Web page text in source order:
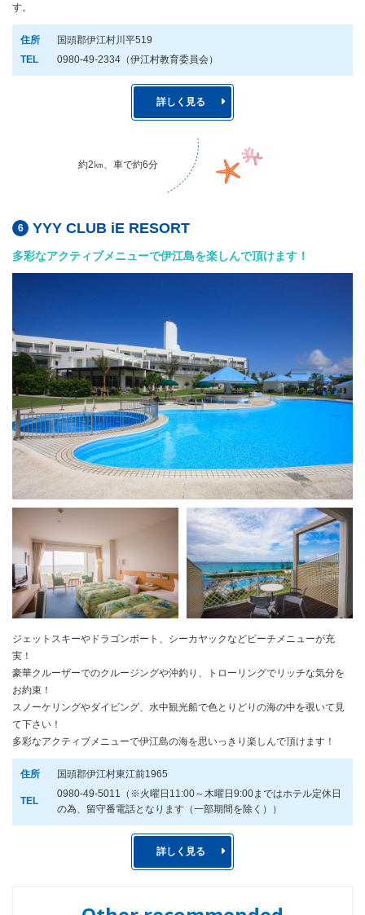
す。
住所
国頭郡伊江村川平519
TEL
0980-49-2334（伊江村教育委員会）
詳しく見る
約2㎞、車で約6分
YYY CLUB iE RESORT
多彩なアクティブメニューで伊江島を楽しんで頂けます！
ジェットスキーやドラゴンボート、シーカヤックなどビーチメニューが充
実！
豪華クルーザーでのクルージングや沖釣り、トローリングでリッチな気分を
お約束！
スノーケリングやダイビング、水中観光船で色とりどりの海の中を覗いて見
て下さい！
多彩なアクティブメニューで伊江島の海を思いっきり楽しんで頂けます！
住所 国頭郡伊江村東江前1965
TEL
0980-49-5011（※火曜日11:00～木曜日9:00まではホテル定休日
の為、留守番電話となります（一部期間を除く））
詳しく見る